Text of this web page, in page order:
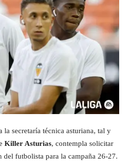
la secretaría técnica asturiana, tal y
Killer Asturias, contempla solicitar
del futbolista para la campaña 26-27.